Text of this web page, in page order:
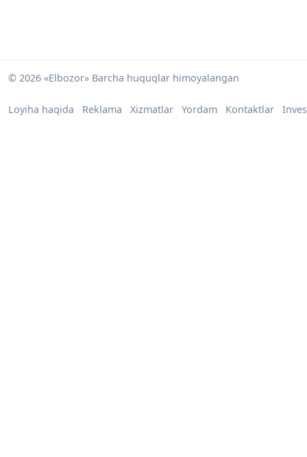
© 2026 «Elbozor» Barcha huquqlar himoyalangan
Loyiha haqida Reklama Xizmatlar Yordam Kontaktlar